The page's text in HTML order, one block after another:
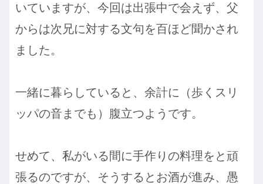
いていますが、今回は出張中で会えず、父
からは次兄に対する文句を百ほど聞かされ
ました。
一緒に暮らしていると、余計に（歩くスリ
ッパの音までも）腹立つようです。
せめて、私がいる間に手作りの料理をと頑
張るのですが、そうするとお酒が進み、愚